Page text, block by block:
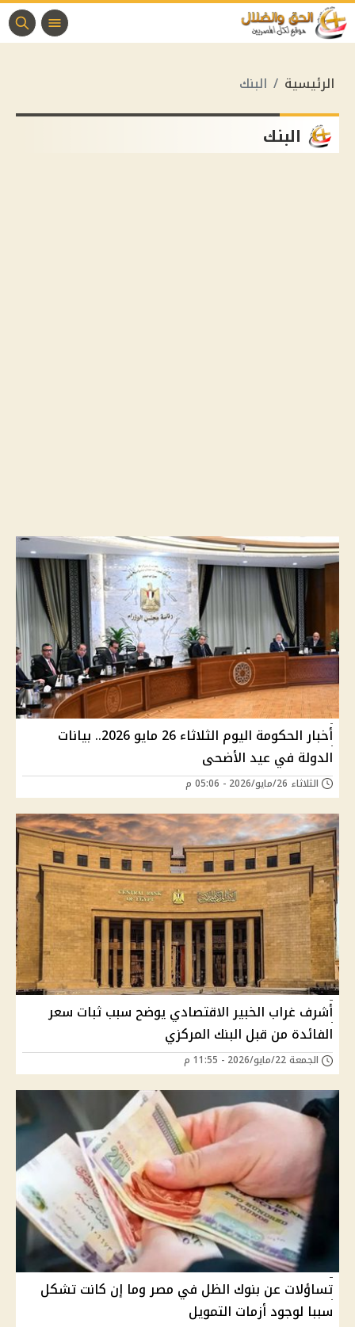
الرئيسية البنك
البنك
أخبار الحكومة اليوم الثلاثاء 26 مايو 2026.. بيانات
الدولة في عيد الأضحى
الثلاثاء 26/مايو/2026 - 05:06 م
أشرف غراب الخبير الاقتصادي يوضح سبب ثبات سعر
الفائدة من قبل البنك المركزي
الجمعة 22/مايو/2026 - 11:55 م
تساؤلات عن بنوك الظل في مصر وما إن كانت تشكل
سببا لوجود أزمات التمويل